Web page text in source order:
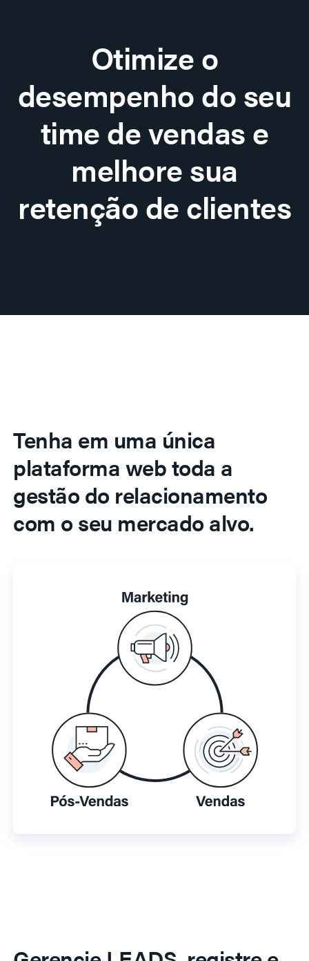
Otimize o
desempenho do seu
time de vendas e
melhore sua
retenção de clientes
Tenha em uma única
plataforma web toda a
gestão do relacionamento
com o seu mercado alvo.